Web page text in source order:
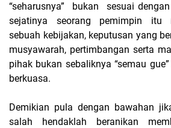
“seharusnya” bukan sesuai dengan
sejatinya seorang pemimpin itu
sebuah kebijakan, keputusan yang
musyawarah, pertimbangan serta
pihak bukan sebaliknya “semau
berkuasa.
Demikian pula dengan bawahan
salah hendaklah beranikan